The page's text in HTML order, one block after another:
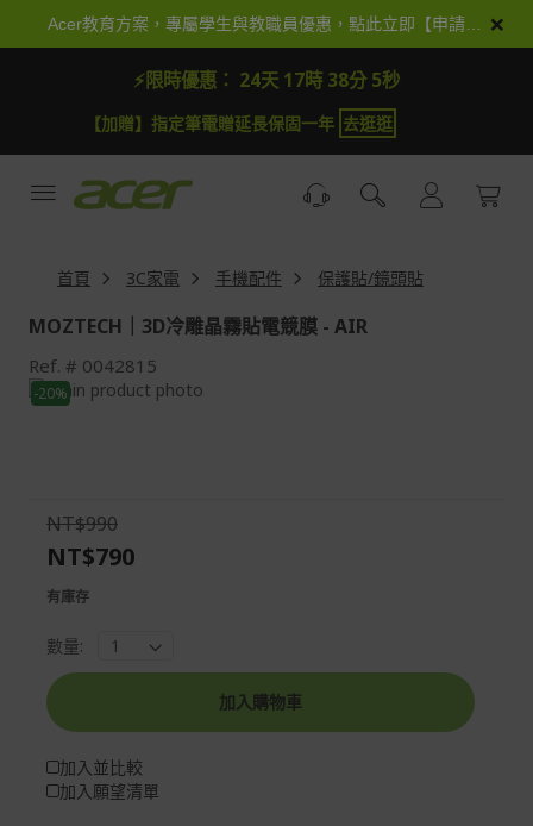
×
⚡限時優惠： 24天 17時 38分 3秒
【加贈】指定筆電贈延長保固一年 去逛逛
首頁 3C家電 手機配件 保護貼/鏡頭貼
MOZTECH｜3D冷雕晶霧貼電競膜 - AIR
Ref. 0042815
Skip
to
images
gallery
-20%
Skip
the
images
NT$990
NT$790
有庫存
數量:
加入購物車
加入並比較
加入願望清單